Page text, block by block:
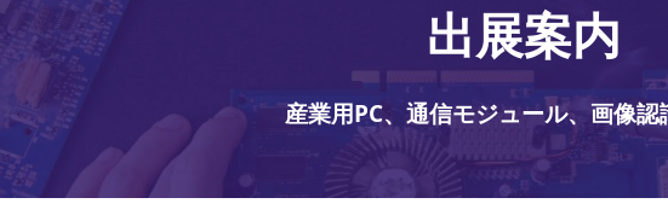
出展案内
産業用PC、通信モジュール、画像認